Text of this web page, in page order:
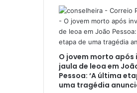
t
r
i
t
e
t
o
e
O jovem morto após
jaula de leoa em
Pessoa: ‘A última
uma tragédia